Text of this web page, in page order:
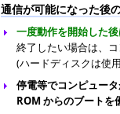
通信が可能になった後
一度動作を開始した
終了したい場合は、
(ハードディスクは使
停電等でコンピュー
ROM からのブートを